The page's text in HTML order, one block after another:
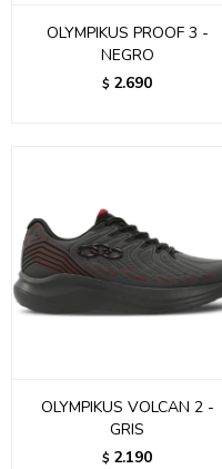
OLYMPIKUS PROOF 3 -
NEGRO
$ 2.690
OLYMPIKUS VOLCAN 2 -
GRIS
$ 2.190